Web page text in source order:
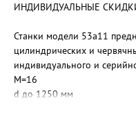
ИНДИВИДУАЛЬНЫЕ
Станки модели 53а11
цилиндрических и
индивидуального и
М=16
d до 1250 мм